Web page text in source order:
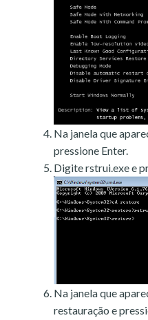
Na janela que
pressione Enter.
Digite rstrui.exe e
Na janela que
restauração e